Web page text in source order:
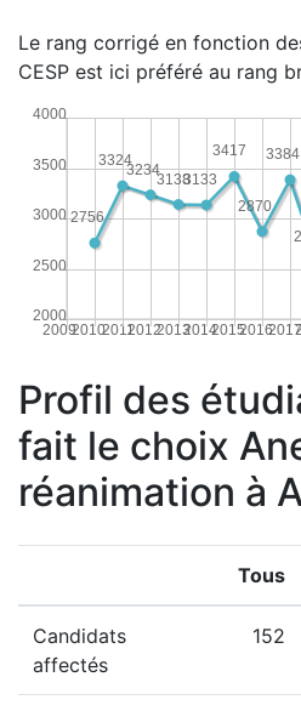
Le rang corrigé en fonction
CESP est ici préféré au rang
200920102011201220132014201520162017
2000
2500
3000
3500
4000
3384
2870
3417
3133
3138
3234
3324
2756
Profil des
fait le choix
réanimation à
Tous
Candidats
affectés
152